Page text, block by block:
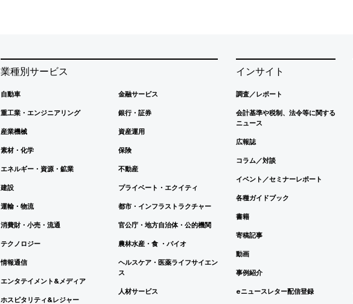
業種別サービス
自動車
重工業・エンジニアリング
産業機械
素材・化学
エネルギー・資源・鉱業
建設
運輸・物流
消費財・小売・流通
テクノロジー
情報通信
エンタテイメント&メディア
ホスピタリティ&レジャー
金融サービス
銀行・証券
資産運用
保険
不動産
プライベート・エクイティ
都市・インフラストラクチャー
官公庁・地方自治体・公的機関
農林水産・食 ・バイオ
ヘルスケア・医薬ライフサイエン
ス
人材サービス
インサイト
調査／レポート
会計基準や税制、法令等に関する
ニュース
広報誌
コラム／対談
イベント／セミナーレポート
各種ガイドブック
書籍
寄稿記事
動画
事例紹介
eニュースレター配信登録